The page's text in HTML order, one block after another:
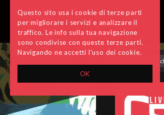
OK
Questo sito usa i cookie di terze parti
per migliorare i servizi e analizzare il
traffico. Le info sulla tua navigazione
sono condivise con queste terze parti.
Navigando ne accetti l'uso dei cookie.